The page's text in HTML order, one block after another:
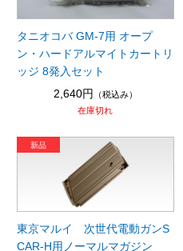
タニオコバ GM-7用 オープ
ン・ハードアルマイトカートリ
ッジ 8発入セット
2,640円
（税込み）
在庫切れ
東京マルイ 次世代電動ガンS
CAR-H用ノーマルマガジン